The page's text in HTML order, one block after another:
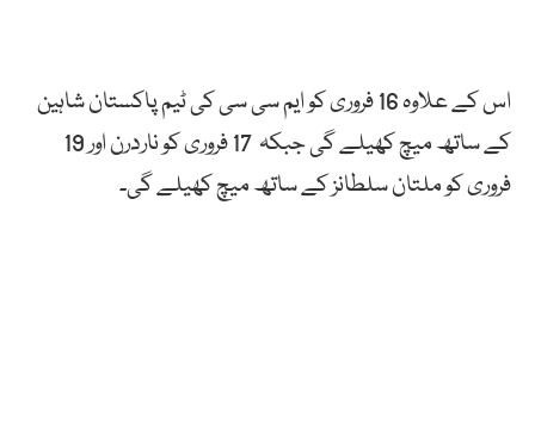
اس کے علاوہ 16 فروری کو ایم سی سی کی ٹیم پاکستان شاہین
کے ساتھ میچ کھیلے گی جبکہ 17 فروری کو ناردرن اور 19
فروری کو ملتان سلطانز کے ساتھ میچ کھیلے گی۔